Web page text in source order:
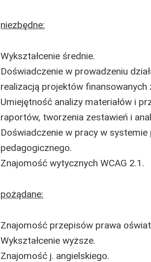
niezbędne:
Wykształcenie średnie.
Doświadczenie w prowadzeniu
realizacją projektów finansowanych
Umiejętność analizy materiałów i
raportów, tworzenia zestawień i
Doświadczenie w pracy w
pedagogicznego.
Znajomość wytycznych WCAG 2.1.
pożądane:
Znajomość przepisów prawa
Wykształcenie wyższe.
Znajomość j. angielskiego.